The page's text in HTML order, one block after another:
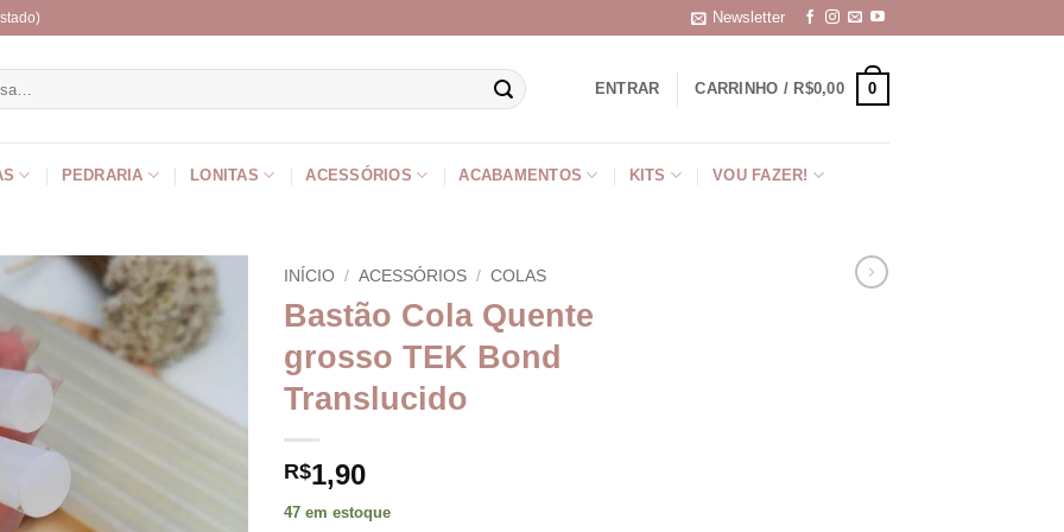
Newsletter
ENTRAR CARRINHO / R$0,00 0
PEDRARIA LONITAS ACESSÓRIOS ACABAMENTOS KITS VOU FAZER!
INÍCIO / ACESSÓRIOS / COLAS
Bastão Cola Quente
grosso TEK Bond
Translucido
R$1,90
47 em estoque